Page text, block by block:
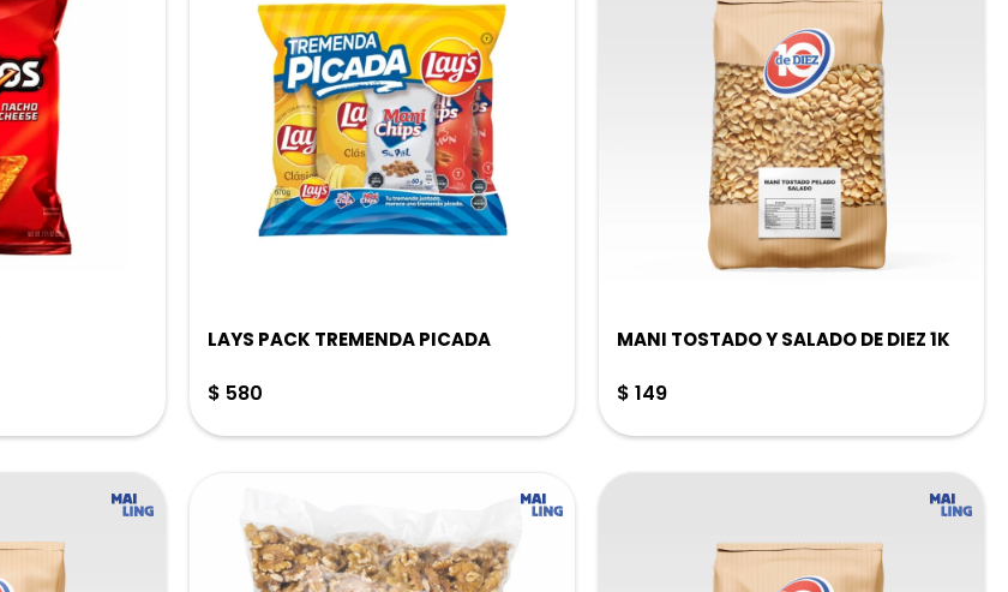
LAYS PACK TREMENDA PICADA
$ 580
MANI TOSTADO Y SALADO DE DIEZ 1K
$ 149